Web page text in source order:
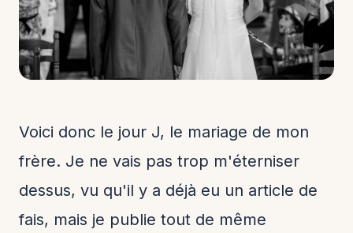
Voici donc le jour J, le mariage de mon
frère. Je ne vais pas trop m'éterniser
dessus, vu qu'il y a déjà eu un article de
fais, mais je publie tout de même